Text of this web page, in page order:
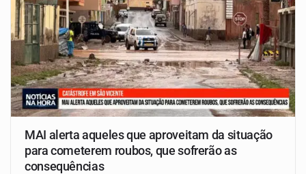
MAI alerta aqueles que aproveitam da situação
para cometerem roubos, que sofrerão as
consequências